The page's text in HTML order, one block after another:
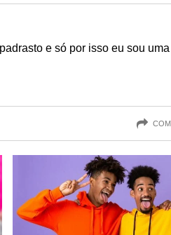
e só por isso eu sou